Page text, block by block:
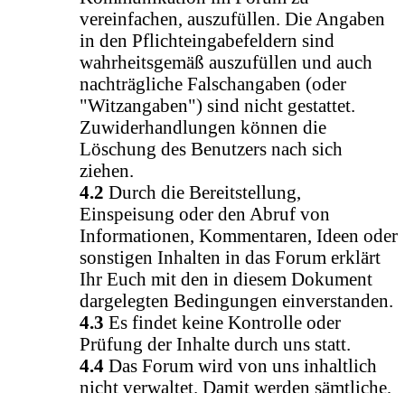
vereinfachen, auszufüllen. Die Angaben
in den Pflichteingabefeldern sind
wahrheitsgemäß auszufüllen und auch
nachträgliche Falschangaben (oder
"Witzangaben") sind nicht gestattet.
Zuwiderhandlungen können die
Löschung des Benutzers nach sich
ziehen.
4.2 Durch die Bereitstellung,
Einspeisung oder den Abruf von
Informationen, Kommentaren, Ideen oder
sonstigen Inhalten in das Forum erklärt
Ihr Euch mit den in diesem Dokument
dargelegten Bedingungen einverstanden.
4.3 Es findet keine Kontrolle oder
Prüfung der Inhalte durch uns statt.
4.4 Das Forum wird von uns inhaltlich
nicht verwaltet. Damit werden sämtliche,